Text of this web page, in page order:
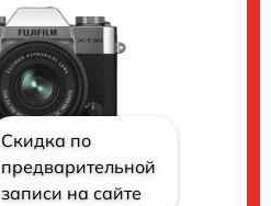
Скидка по
предварительной
записи на сайте